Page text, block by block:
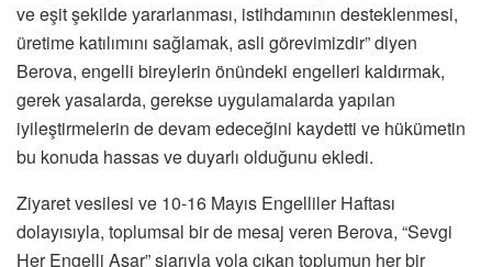
ve eşit şekilde yararlanması, istihdamının desteklenmesi,
üretime katılımını sağlamak, asli görevimizdir” diyen
Berova, engelli bireylerin önündeki engelleri kaldırmak,
gerek yasalarda, gerekse uygulamalarda yapılan
iyileştirmelerin de devam edeceğini kaydetti ve hükümetin
bu konuda hassas ve duyarlı olduğunu ekledi.
Ziyaret vesilesi ve 10-16 Mayıs Engelliler Haftası
dolayısıyla, toplumsal bir de mesaj veren Berova, “Sevgi
Her Engelli Aşar” şiarıyla yola çıkan toplumun her bir